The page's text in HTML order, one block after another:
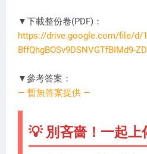
▼下載整份卷(PDF)：
https://drive.google.com/file/d/
BffQhgBOSv9DSNVGTfBIMd9-
▼參考答案：
— 暫無答案提供 —
💡 別吝嗇！一起上